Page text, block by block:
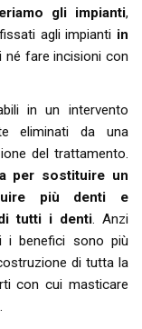
gli impianti,
agli impianti in
né fare incisioni con
in un intervento
eliminati da una
del trattamento.
per sostituire un
più denti e
tutti i denti. Anzi
i benefici sono più
di tutta la
con cui masticare